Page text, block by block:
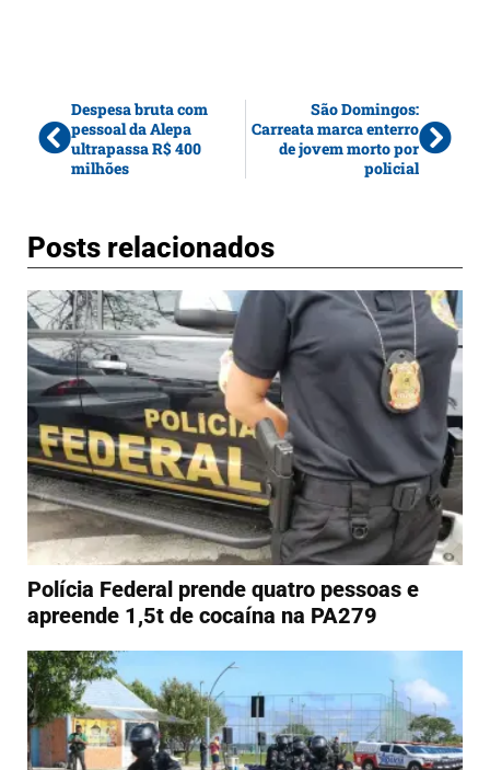
Despesa bruta com
pessoal da Alepa
ultrapassa R$ 400
milhões
São Domingos:
Carreata marca enterro
de jovem morto por
policial
Posts relacionados
Polícia Federal prende quatro pessoas e
apreende 1,5t de cocaína na PA279